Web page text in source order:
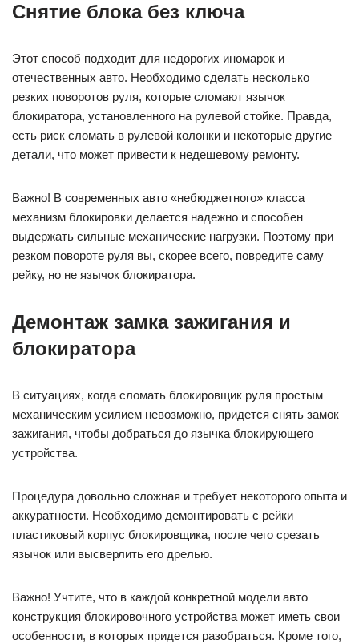
Снятие блока без ключа
Этот способ подходит для недорогих иномарок и
отечественных авто. Необходимо сделать несколько
резких поворотов руля, которые сломают язычок
блокиратора, установленного на рулевой стойке. Правда,
есть риск сломать в рулевой колонки и некоторые другие
детали, что может привести к недешевому ремонту.
Важно! В современных авто «небюджетного» класса
механизм блокировки делается надежно и способен
выдержать сильные механические нагрузки. Поэтому при
резком повороте руля вы, скорее всего, повредите саму
рейку, но не язычок блокиратора.
Демонтаж замка зажигания и
блокиратора
В ситуациях, когда сломать блокировщик руля простым
механическим усилием невозможно, придется снять замок
зажигания, чтобы добраться до язычка блокирующего
устройства.
Процедура довольно сложная и требует некоторого опыта и
аккуратности. Необходимо демонтировать с рейки
пластиковый корпус блокировщика, после чего срезать
язычок или высверлить его дрелью.
Важно! Учтите, что в каждой конкретной модели авто
конструкция блокировочного устройства может иметь свои
особенности, в которых придется разобраться. Кроме того,